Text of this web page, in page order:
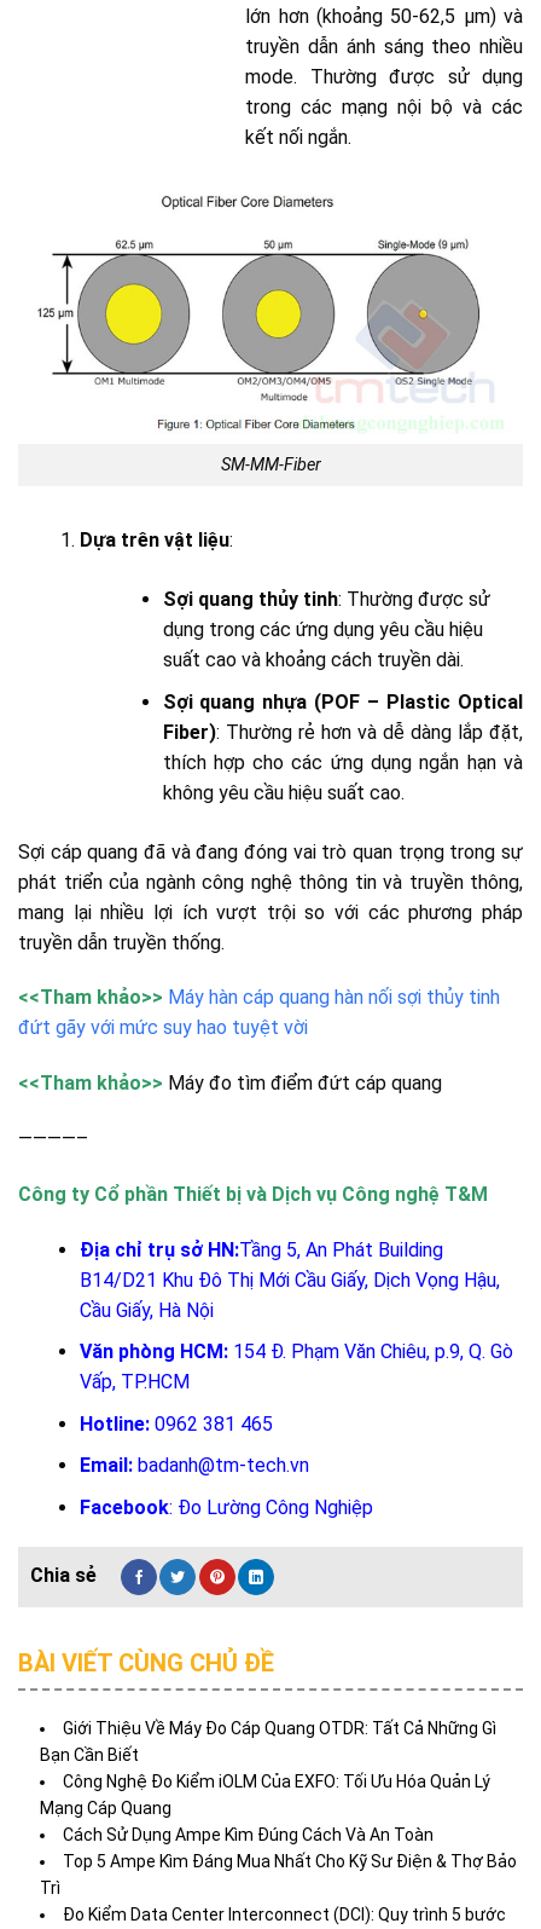
lớn hơn (khoảng 50-62,5 µm) và
truyền dẫn ánh sáng theo nhiều
mode. Thường được sử dụng
trong các mạng nội bộ và các
kết nối ngắn.
SM-MM-Fiber
Dựa trên vật liệu:
Sợi quang thủy tinh: Thường được sử
dụng trong các ứng dụng yêu cầu hiệu
suất cao và khoảng cách truyền dài.
Sợi quang nhựa (POF – Plastic Optical
Fiber): Thường rẻ hơn và dễ dàng lắp đặt,
thích hợp cho các ứng dụng ngắn hạn và
không yêu cầu hiệu suất cao.
Sợi cáp quang đã và đang đóng vai trò quan trọng trong sự
phát triển của ngành công nghệ thông tin và truyền thông,
mang lại nhiều lợi ích vượt trội so với các phương pháp
truyền dẫn truyền thống.
<<Tham khảo>> Máy hàn cáp quang hàn nối sợi thủy tinh
đứt gãy với mức suy hao tuyệt vời
<<Tham khảo>> Máy đo tìm điểm đứt cáp quang
————–
Công ty Cổ phần Thiết bị và Dịch vụ Công nghệ T&M
Địa chỉ trụ sở HN:Tầng 5, An Phát Building
B14/D21 Khu Đô Thị Mới Cầu Giấy, Dịch Vọng Hậu,
Cầu Giấy, Hà Nội
Văn phòng HCM:154 Đ. Phạm Văn Chiêu, p.9, Q. Gò
Vấp, TP.HCM
Hotline: 0962 381 465
Email: badanh@tm-tech.vn
Facebook: Đo Lường Công Nghiệp
BÀI VIẾT CÙNG CHỦ ĐỀ
Giới Thiệu Về Máy Đo Cáp Quang OTDR: Tất Cả Những Gì
Bạn Cần Biết
Công Nghệ Đo Kiểm iOLM Của EXFO: Tối Ưu Hóa Quản Lý
Mạng Cáp Quang
Cách Sử Dụng Ampe Kìm Đúng Cách Và An Toàn
Top 5 Ampe Kìm Đáng Mua Nhất Cho Kỹ Sư Điện & Thợ Bảo
Trì
Đo Kiểm Data Center Interconnect (DCI): Quy trình 5 bước